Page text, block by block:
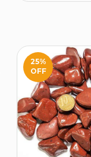
25%
OFF